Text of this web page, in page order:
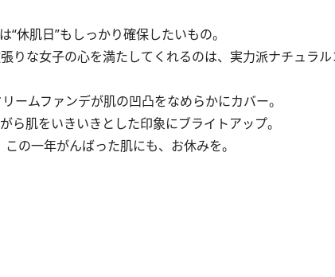
休肌日”もしっかり確保したいもの。
りな女子の心を満たしてくれるのは、実力派ナチュラ
ムファンデが肌の凹凸をなめらかにカバー。
肌をいきいきとした印象にブライトアップ。
の一年がんばった肌にも、お休みを。